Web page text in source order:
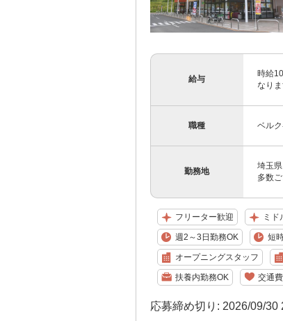
給与
時給
なり
職種 ベル
勤務地
埼玉
多数
フリーター歓迎 ミド
週2～3日勤務OK 短
オープニングスタッフ
扶養内勤務OK 交通
応募締め切り: 2026/09/30